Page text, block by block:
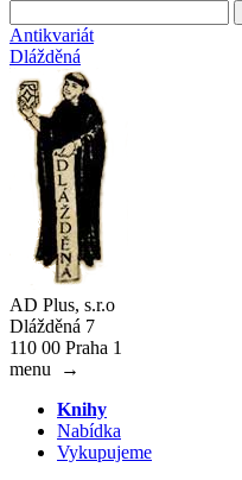
Antikvariát
Dlážděná
AD Plus, s.r.o
Dlážděná 7
110 00 Praha 1
menu
→
Knihy
Nabídka
Vykupujeme